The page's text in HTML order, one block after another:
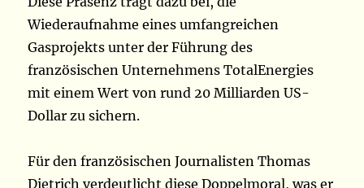
Wiederaufnahme eines umfangreichen
Gasprojekts unter der Führung des
französischen Unternehmens TotalEnergies
mit einem Wert von rund 20 Milliarden US-
Dollar zu sichern.
Für den französischen Journalisten Thomas
Dietrich verdeutlicht diese Doppelmoral, was er